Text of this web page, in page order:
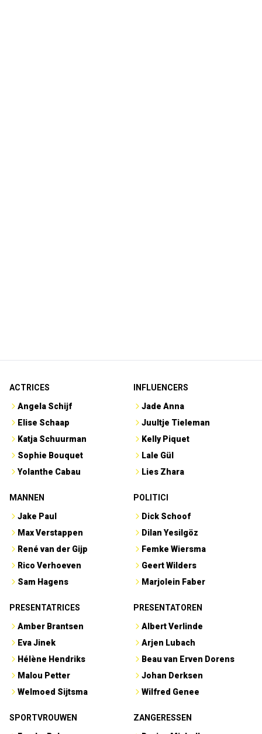
ACTRICES
Angela Schijf
Elise Schaap
Katja Schuurman
Sophie Bouquet
Yolanthe Cabau
INFLUENCERS
Jade Anna
Juultje Tieleman
Kelly Piquet
Lale Gül
Lies Zhara
MANNEN
Jake Paul
Max Verstappen
René van der Gijp
Rico Verhoeven
Sam Hagens
POLITICI
Dick Schoof
Dilan Yesilgöz
Femke Wiersma
Geert Wilders
Marjolein Faber
PRESENTATRICES
Amber Brantsen
Eva Jinek
Hélène Hendriks
Malou Petter
Welmoed Sijtsma
PRESENTATOREN
Albert Verlinde
Arjen Lubach
Beau van Erven Dorens
Johan Derksen
Wilfred Genee
SPORTVROUWEN
ZANGERESSEN